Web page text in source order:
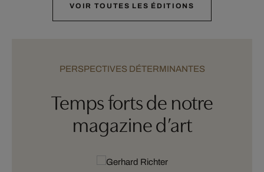
VOIR TOUTES LES ÉDITIONS
PERSPECTIVES DÉTERMINANTES
Temps forts de notre
magazine d’art